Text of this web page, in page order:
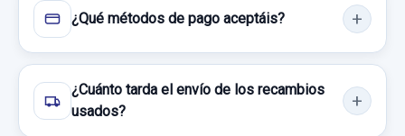
RETROVISOR IZQUIERDO ELECTRICO TOCADO
RETROVISOR IZQUIERDO ELECTRICO
TOCADO usado.
HYUNDAI ACCENT (LC) GL 4P
¿Qué métodos de pago aceptáis?
¿Cuánto tarda el envío de los recambios
usados?